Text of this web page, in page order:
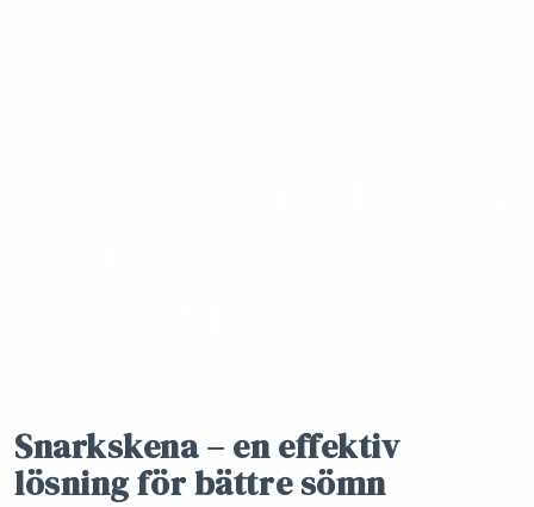
Snarkskena – en effektiv
lösning för bättre sömn